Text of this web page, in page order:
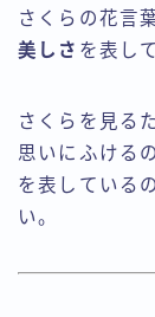
さくらの花言
美しさ を表し
さくらを見る
思いにふける
を表している
い。